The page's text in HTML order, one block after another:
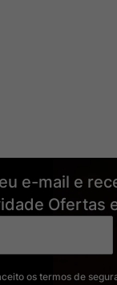
e-mail e
Ofertas
os termos de